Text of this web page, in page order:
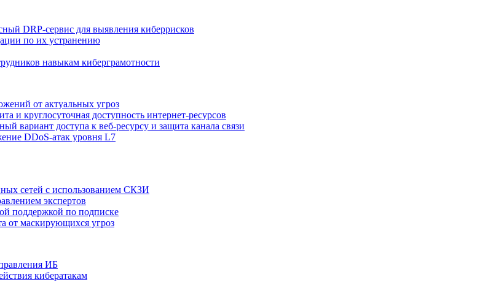
DRP-сервис для выявления киберрисков
по их устранению
навыкам киберграмотности
от актуальных угроз
и круглосуточная доступность интернет-ресурсов
вариант доступа к веб‑ресурсу и защита канала связи
DDoS‑атак уровня L7
сетей с использованием СКЗИ
экспертов
поддержкой по подписке
от маскирующихся угроз
ИБ
кибератакам